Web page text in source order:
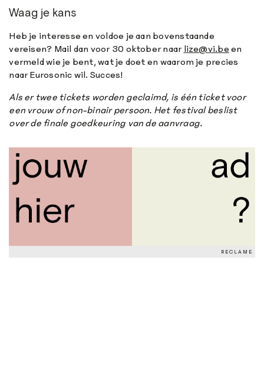
Waag je kans
Heb je interesse en voldoe je aan bovenstaande
vereisen? Mail dan voor 30 oktober naar lize@vi.be en
vermeld wie je bent, wat je doet en waarom je precies
naar Eurosonic wil. Succes!
Als er twee tickets worden geclaimd, is één ticket voor
een vrouw of non-binair persoon. Het festival beslist
over de finale goedkeuring van de aanvraag.
RECLAME